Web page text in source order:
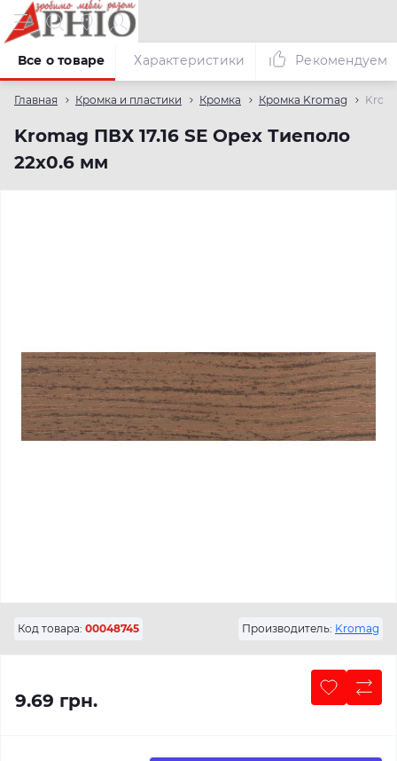
Главная Кромка и пластики Кромка Кромка Kromag
Kromag ПВХ 17.16 SЕ Орех Тиеполо
22х0.6 мм
Все о товаре Характеристики Рекомендуем
Код товара: 00048745 Производитель: Kromag
9.69 грн.